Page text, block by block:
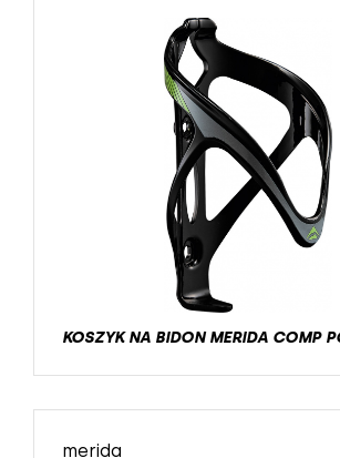
KOSZYK NA BIDON MERIDA COMP
merida